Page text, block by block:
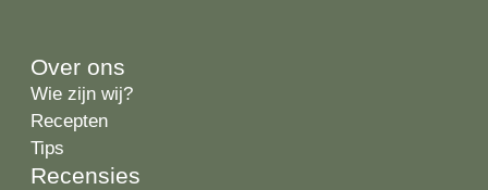
Over ons
Wie zijn wij?
Recepten
Tips
Recensies